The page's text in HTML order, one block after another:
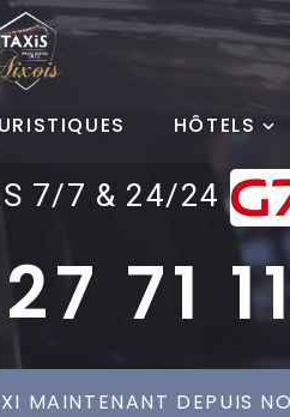
HÔTELS
7/7 & 24/24
71
MAINTENANT DEPUIS